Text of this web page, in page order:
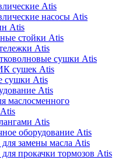
Atis
насосы Atis
Atis
стойки Atis
Atis
сушки Atis
сушек Atis
сушки Atis
Atis
маслосменного
Atis
оборудование Atis
замены масла Atis
прокачки тормозов Atis